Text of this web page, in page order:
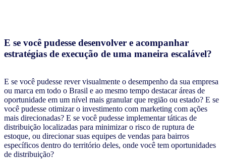
E se você pudesse desenvolver e acompanhar
estratégias de execução de uma maneira escalável?
E se você pudesse rever visualmente o desempenho da sua empresa
ou marca em todo o Brasil e ao mesmo tempo destacar áreas de
oportunidade em um nível mais granular que região ou estado? E se
você pudesse otimizar o investimento com marketing com ações
mais direcionadas? E se você pudesse implementar táticas de
distribuição localizadas para minimizar o risco de ruptura de
estoque, ou direcionar suas equipes de vendas para bairros
específicos dentro do território deles, onde você tem oportunidades
de distribuição?